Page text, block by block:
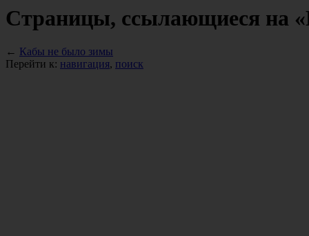
Страницы, ссылающиеся на
← Кабы не было зимы
Перейти к: навигация, поиск